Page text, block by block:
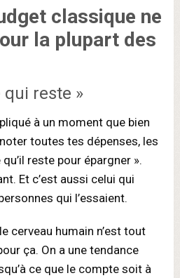
classique ne
la plupart des
qui reste »
à un moment que bien
toutes tes dépenses, les
reste pour épargner ».
Et c’est aussi celui qui
qui l’essaient.
cerveau humain n’est tout
ça. On a une tendance
ce que le compte soit à